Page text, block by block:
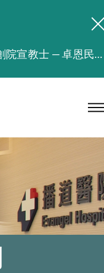
緬懷播道醫院創院宣教士 — 卓恩民醫生香港追思會
本院在暴雨或颱風警告信號 (包括黑色暴雨及8號或以上熱帶氣旋警告信號) 下，仍會維持有限度服務。如有查詢，可致電2711 5222。
播道醫院手機App已推出查閱病歷記錄及求診資料功能，請即下載